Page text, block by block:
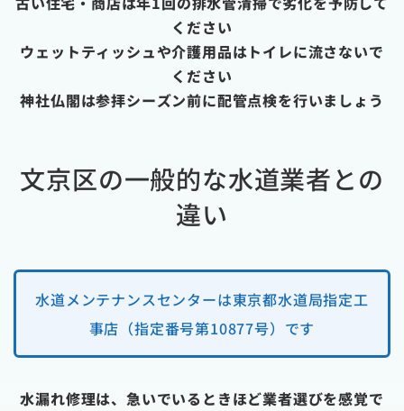
ください
ウェットティッシュや介護用品はトイレに流さないで
ください
神社仏閣は参拝シーズン前に配管点検を行いましょう
文京区の一般的な水道業者との
違い
水道メンテナンスセンターは東京都水道局指定工
事店（指定番号第10877号）です
水漏れ修理は、急いでいるときほど業者選びを感覚で